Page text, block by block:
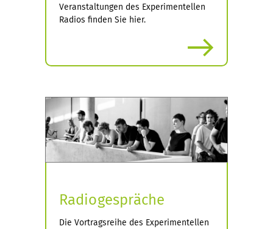
Veranstaltungen des Experimentellen
Radios finden Sie hier.
Radiogespräche
Die Vortragsreihe des Experimentellen